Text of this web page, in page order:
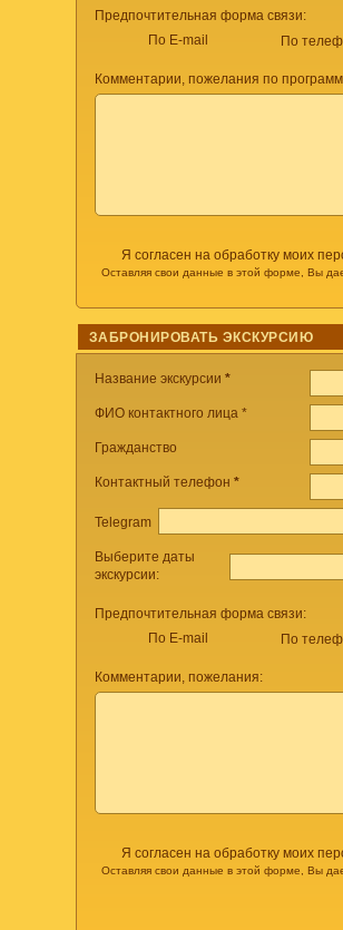
Предпочтительная форма связи:
По E-mail
По
Комментарии, пожелания по
Я согласен на обработку моих
Оставляя свои данные в этой форме, Вы
ЗАБРОНИРОВАТЬ ЭКСКУРСИЮ
Название экскурсии *
ФИО контактного лица *
Гражданство
Контактный телефон *
Telegram
Выберите даты
экскурсии:
Предпочтительная форма связи:
По E-mail
По
Комментарии, пожелания:
Я согласен на обработку моих
Оставляя свои данные в этой форме, Вы